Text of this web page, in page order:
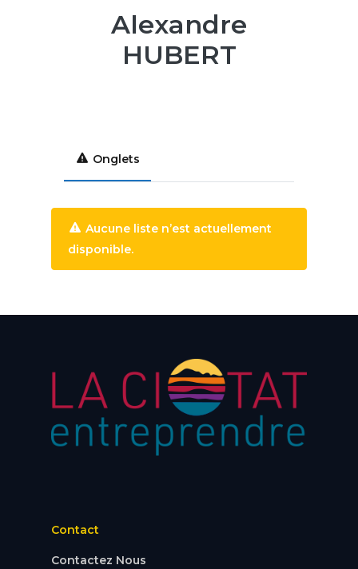
Alexandre
HUBERT
Onglets
Aucune liste n’est actuellement
disponible.
Contact
Contactez Nous